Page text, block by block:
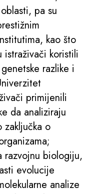
pa su
kao što
koristili
razlike i
primijenili
da analiziraju
o
razvojnu biologiju,
evolucije
analize